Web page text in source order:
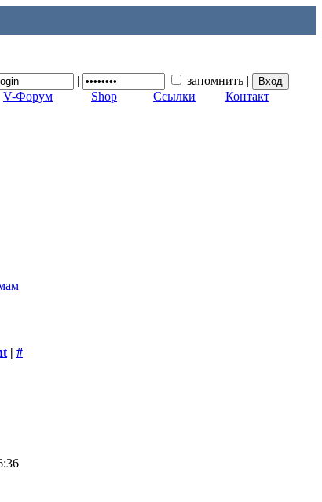
| запомнить |
V-Форум Shop Ссылки Контакт
| #